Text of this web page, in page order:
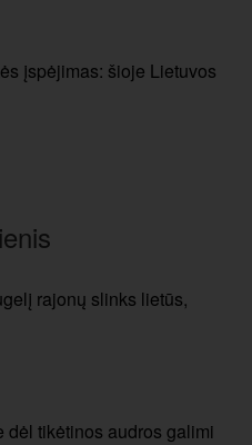
įspėjimas: šioje Lietuvos
rajonų slinks lietūs,
dėl tikėtinos audros galimi